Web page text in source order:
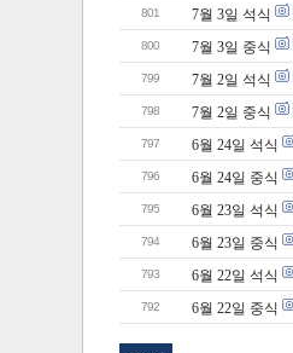
801 7월 3일 석식
800 7월 3일 중식
799 7월 2일 석식
798 7월 2일 중식
797 6월 24일 석식
796 6월 24일 중식
795 6월 23일 석식
794 6월 23일 중식
793 6월 22일 석식
792 6월 22일 중식